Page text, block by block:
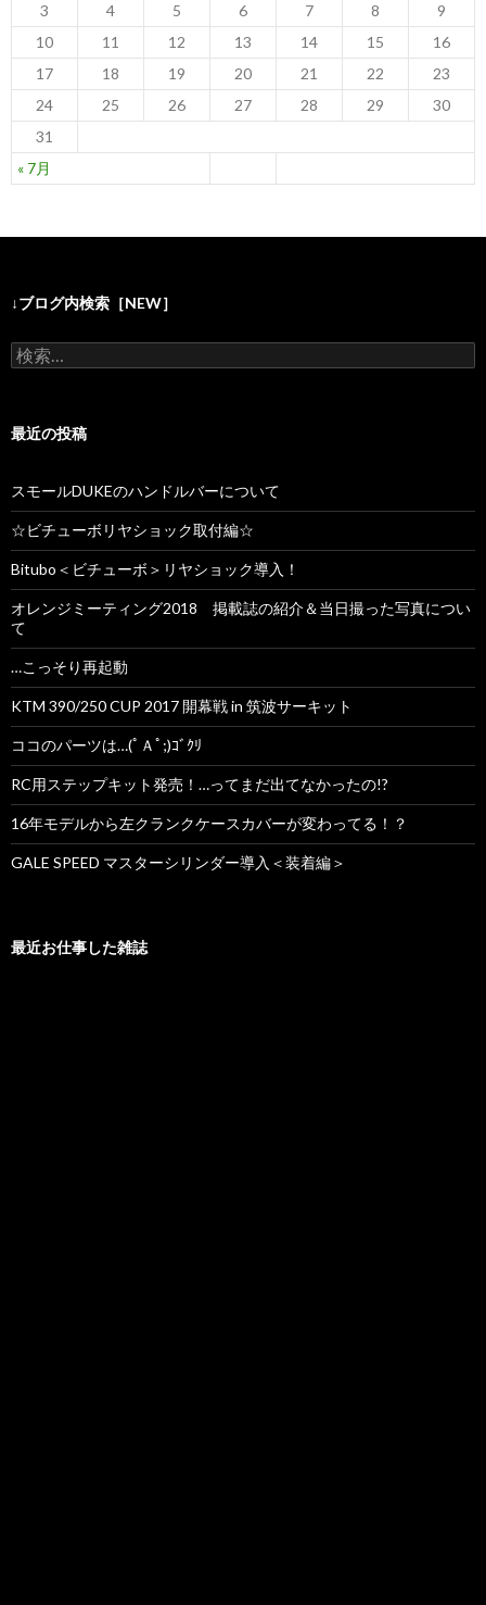
« 7月
3
4 5 6 7 8
9
10
11 12 13 14 15
16
17
18 19 20 21 22
23
24
25 26 27 28 29
30
31
↓ブログ内検索［NEW］
検
索
最近の投稿
スモールDUKEのハンドルバーについて
☆ビチューボリヤショック取付編☆
Bitubo＜ビチューボ＞リヤショック導入！
オレンジミーティング2018 掲載誌の紹介＆当日撮った写真につい
て
…こっそり再起動
KTM 390/250 CUP 2017 開幕戦 in 筑波サーキット
ココのパーツは…(ﾟＡﾟ;)ｺﾞｸﾘ
RC用ステップキット発売！…ってまだ出てなかったの!?
16年モデルから左クランクケースカバーが変わってる！？
GALE SPEED マスターシリンダー導入＜装着編＞
最近お仕事した雑誌